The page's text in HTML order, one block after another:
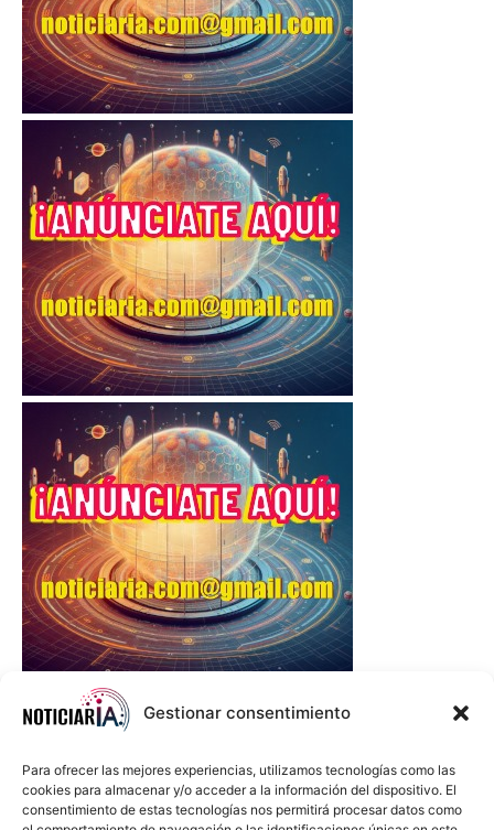
Gestionar consentimiento
Para ofrecer las mejores experiencias, utilizamos tecnologías como las
cookies para almacenar y/o acceder a la información del dispositivo. El
consentimiento de estas tecnologías nos permitirá procesar datos como